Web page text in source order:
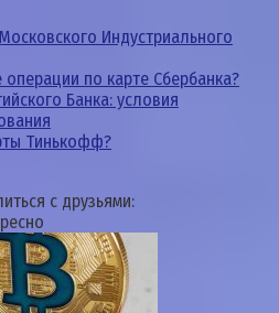
Индустриального
операции по карте Сбербанка?
Банка: условия
Тинькофф?
с друзьями: